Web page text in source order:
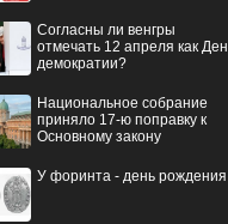
Согласны ли венгры
отмечать 12 апреля как
демократии?
Национальное собрание
приняло 17-ю поправку к
Основному закону
У форинта - день рождения